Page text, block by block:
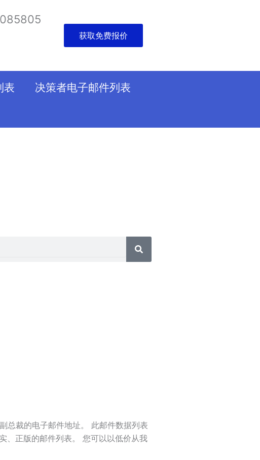
获取免费报价
表
决策者电子邮件列表
总裁的电子邮件地址。 此邮件数据列表
、正版的邮件列表。 您可以以低价从我